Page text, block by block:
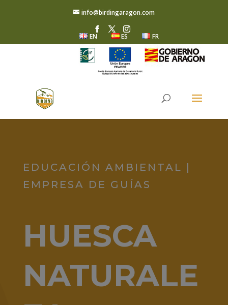
info@birdingaragon.com
EN ES FR
EDUCACIÓN AMBIENTAL |
EMPRESA DE GUÍAS
HUESCA
NATURALE